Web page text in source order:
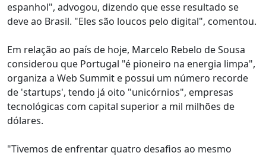
espanhol", advogou, dizendo que esse resultado se
deve ao Brasil. "Eles são loucos pelo digital", comentou.
Em relação ao país de hoje, Marcelo Rebelo de Sousa
considerou que Portugal "é pioneiro na energia limpa",
organiza a Web Summit e possui um número recorde
de 'startups', tendo já oito "unicórnios", empresas
tecnológicas com capital superior a mil milhões de
dólares.
"Tivemos de enfrentar quatro desafios ao mesmo